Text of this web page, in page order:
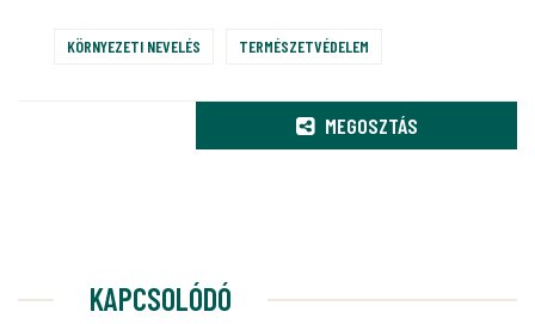
KÖRNYEZETI NEVELÉS TERMÉSZETVÉDELEM
MEGOSZTÁS
KAPCSOLÓDÓ